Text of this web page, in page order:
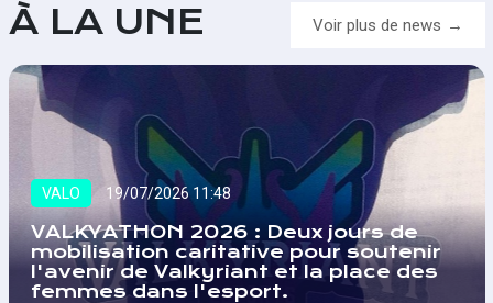
À LA UNE Voir plus de news
VALO 19/07/2026 11:48
VALKYATHON 2026 : Deux jours de
mobilisation caritative pour soutenir
l'avenir de Valkyriant et la place des
femmes dans l'esport.